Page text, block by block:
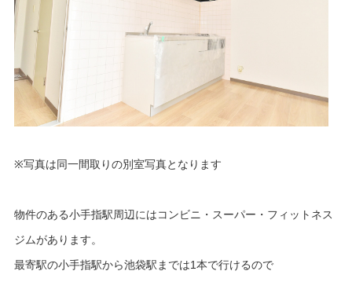
※写真は同一間取りの別室写真となります
物件のある小手指駅周辺にはコンビニ・スーパー・フィットネス
ジムがあります。
最寄駅の小手指駅から池袋駅までは1本で行けるので